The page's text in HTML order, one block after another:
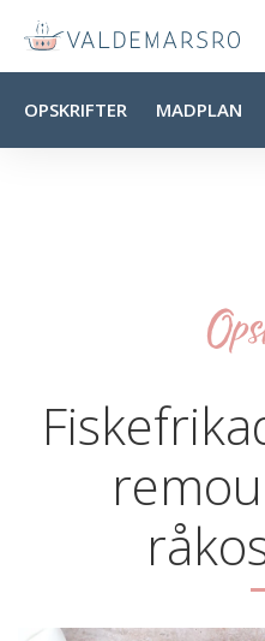
OPSKRIFTER MADPLAN